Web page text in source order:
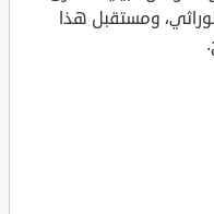
ومستقبل هذا